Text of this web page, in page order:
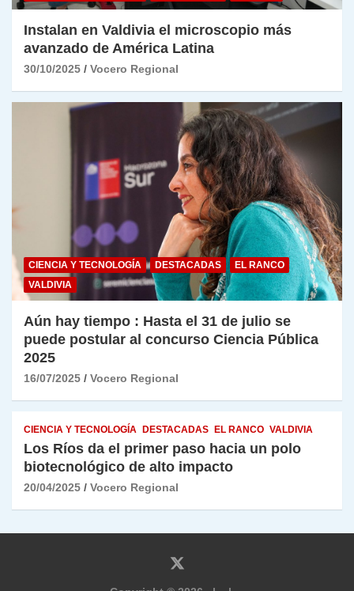
Instalan en Valdivia el microscopio más
avanzado de América Latina
30/10/2025 Vocero Regional
CIENCIA Y TECNOLOGÍA DESTACADAS
EL RANCO
VALDIVIA
Aún hay tiempo : Hasta el 31 de julio se
puede postular al concurso Ciencia Pública
2025
16/07/2025 Vocero Regional
CIENCIA Y TECNOLOGÍA DESTACADAS EL RANCO VALDIVIA
Los Ríos da el primer paso hacia un polo
biotecnológico de alto impacto
20/04/2025 Vocero Regional